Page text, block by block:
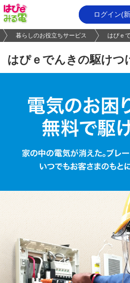
ログイン(
暮らしのお役立ちサービス はぴｅ
はぴｅでんきの駆けつ